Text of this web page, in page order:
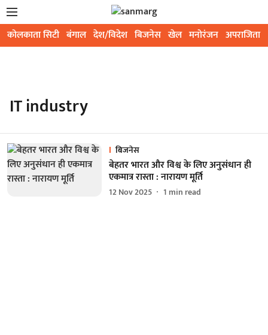
कोलकाता सिटी बंगाल देश/विदेश बिजनेस खेल मनोरंजन अपराजिता
IT industry
बिजनेस
बेहतर भारत और विश्व के लिए अनुसंधान ही
एकमात्र रास्ता : नारायण मूर्ति
12 Nov 2025 1 min read